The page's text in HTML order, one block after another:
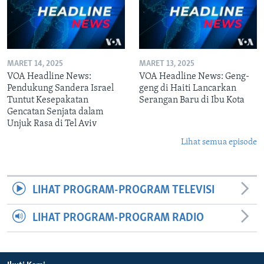
MARET 14, 2025
VOA Headline News:
Pendukung Sandera Israel
Tuntut Kesepakatan
Gencatan Senjata dalam
Unjuk Rasa di Tel Aviv
MARET 13, 2025
VOA Headline News: Geng-
geng di Haiti Lancarkan
Serangan Baru di Ibu Kota
Lihat semua episode
LIHAT PROGRAM-PROGRAM TELEVISI
LIHAT PROGRAM-PROGRAM RADIO